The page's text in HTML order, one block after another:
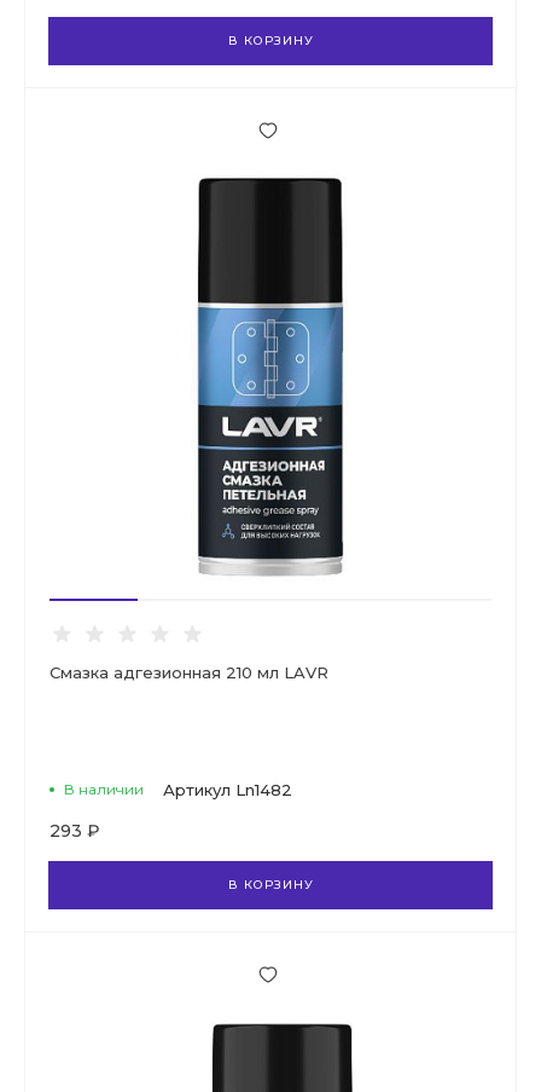
В КОРЗИНУ
Смазка адгезионная 210 мл LAVR
В наличии Артикул Ln1482
293 ₽
В КОРЗИНУ